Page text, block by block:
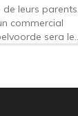
leurs parents.
commercial
sera